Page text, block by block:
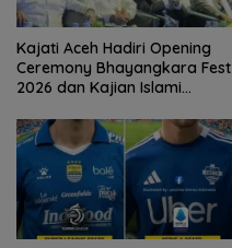
Kajati Aceh Hadiri Opening
Ceremony Bhayangkara Fest
2026 dan Kajian Islami
Adi Hidayat